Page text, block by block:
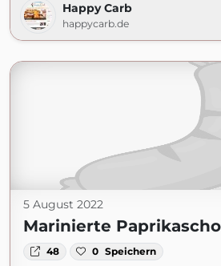
Happy Carb
happycarb.de
5 August 2022
Marinierte
48 0 Speichern